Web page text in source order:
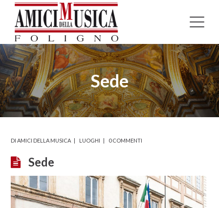
Sede
DIAMICI DELLA MUSICA LUOGHI 0 COMMENTI
Sede